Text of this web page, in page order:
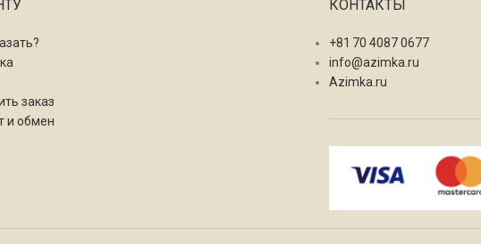
заказ
и обмен
КОНТАКТЫ
+81 70 4087 0677
info@azimka.ru
Azimka.ru